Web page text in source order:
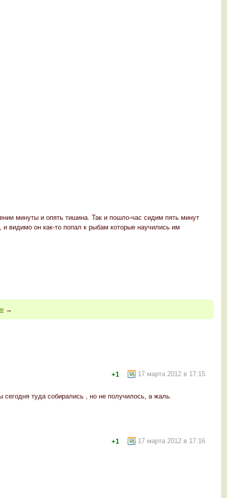
минуты и опять тишина. Так и пошло-час сидим пять минут
видимо он как-то попал к рыбам которые научились им
→
17 марта 2012 в 17:15
+1
туда собирались , но не получилось, а жаль.
17 марта 2012 в 17:16
+1